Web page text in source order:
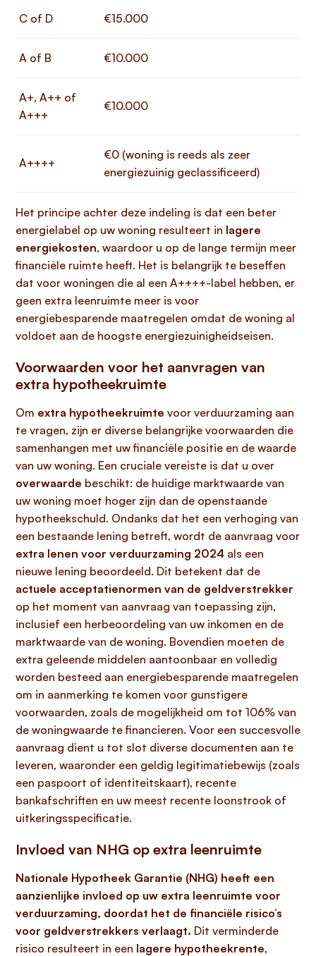
C of D €15.000
A of B €10.000
A+, A++ of
A+++
€10.000
A++++
€0 (woning is reeds als zeer
energiezuinig geclassificeerd)
Het principe achter deze indeling is dat een beter
energielabel op uw woning resulteert in lagere
energiekosten, waardoor u op de lange termijn meer
financiële ruimte heeft. Het is belangrijk te beseffen
dat voor woningen die al een A++++-label hebben, er
geen extra leenruimte meer is voor
energiebesparende maatregelen omdat de woning al
voldoet aan de hoogste energiezuinigheidseisen.
Voorwaarden voor het aanvragen van
extra hypotheekruimte
Om extra hypotheekruimte voor verduurzaming aan
te vragen, zijn er diverse belangrijke voorwaarden die
samenhangen met uw financiële positie en de waarde
van uw woning. Een cruciale vereiste is dat u over
overwaarde beschikt: de huidige marktwaarde van
uw woning moet hoger zijn dan de openstaande
hypotheekschuld. Ondanks dat het een verhoging van
een bestaande lening betreft, wordt de aanvraag voor
extra lenen voor verduurzaming 2024 als een
nieuwe lening beoordeeld. Dit betekent dat de
actuele acceptatienormen van de geldverstrekker
op het moment van aanvraag van toepassing zijn,
inclusief een herbeoordeling van uw inkomen en de
marktwaarde van de woning. Bovendien moeten de
extra geleende middelen aantoonbaar en volledig
worden besteed aan energiebesparende maatregelen
om in aanmerking te komen voor gunstigere
voorwaarden, zoals de mogelijkheid om tot 106% van
de woningwaarde te financieren. Voor een succesvolle
aanvraag dient u tot slot diverse documenten aan te
leveren, waaronder een geldig legitimatiebewijs (zoals
een paspoort of identiteitskaart), recente
bankafschriften en uw meest recente loonstrook of
uitkeringsspecificatie.
Invloed van NHG op extra leenruimte
Nationale Hypotheek Garantie (NHG) heeft een
aanzienlijke invloed op uw extra leenruimte voor
verduurzaming, doordat het de financiële risico’s
voor geldverstrekkers verlaagt. Dit verminderde
risico resulteert in een lagere hypotheekrente,